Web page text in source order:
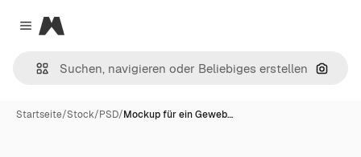
Close menu
Magnific
Nach
Startseite/Stock/PSD/Mockup für ein Geweb…